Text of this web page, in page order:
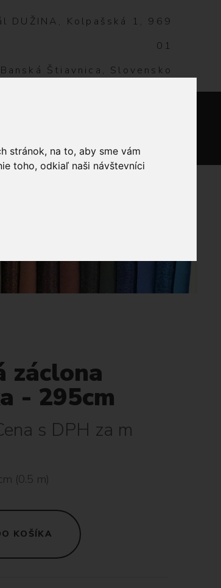
stránok, na to, aby sme vám
toho, odkiaľ naši návštevníci
DUŽINA, Kolpašská 1, 969
01
Banská Štiavnica, Slovensko
záclona
- 295cm
s DPH za m
(0.5 m)
KOŠÍKA